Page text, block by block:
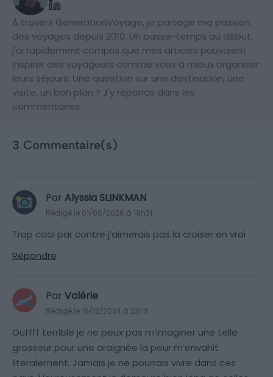
À travers GenerationVoyage, je partage ma passion
des voyages depuis 2010. Un passe-temps au début,
j'ai rapidement compris que mes articles pouvaient
inspirer des voyageurs comme vous à mieux organiser
leurs séjours. Une question sur une destination, une
visite, un bon plan ? J'y réponds dans les
commentaires.
3 Commentaire(s)
Par Alyssia SLINKMAN
Rédigé le 01/06/2026 à 19h31
Trop cool par contre j’aimerais pas la croiser en vrai
Répondre
Par Valérie
Rédigé le 16/12/2024 à 23h11
Ouffff terrible je ne peux pas m’imaginer une telle
grosseur pour une araignée la peur m’envahit
literalement. Jamais je ne pourrais vivre dans ces